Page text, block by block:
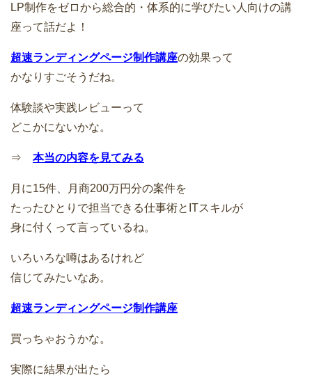
LP制作をゼロから総合的・体系的に学びたい人向けの講
座って話だよ！
超速ランディングページ制作講座の効果って
かなりすごそうだね。
体験談や実践レビューって
どこかにないかな。
⇒ 本当の内容を見てみる
月に15件、月商200万円分の案件を
たったひとりで担当できる仕事術とITスキルが
身に付くって言っているね。
いろいろな噂はあるけれど
信じてみたいなあ。
超速ランディングページ制作講座
買っちゃおうかな。
実際に結果が出たら